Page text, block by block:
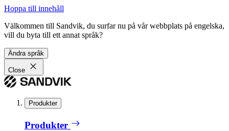
Hoppa till innehåll
Välkommen till Sandvik, du surfar nu på vår webbplats på engelska,
vill du byta till ett annat språk?
Ändra språk
Close
Produkter
Produkter